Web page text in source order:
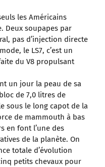
les Américains
Deux soupapes par
pas d’injection directe
le LS7, c’est un
du V8 propulsant
un jour la peau de sa
de 7,0 litres de
sous le long capot de la
de mammouth à bas
en font l’une des
de la planète. On
totale d’évolution
petits chevaux pour